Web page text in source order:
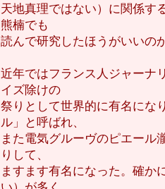
天地真理ではない）に関係す
熊楠でも
読んで研究したほうがいいの
近年ではフランス人ジャーナ
イズ除けの
祭りとして世界的に有名にな
ル」と呼ばれ、
また電気グルーヴのピエール
りして、
ますます有名になった。確か